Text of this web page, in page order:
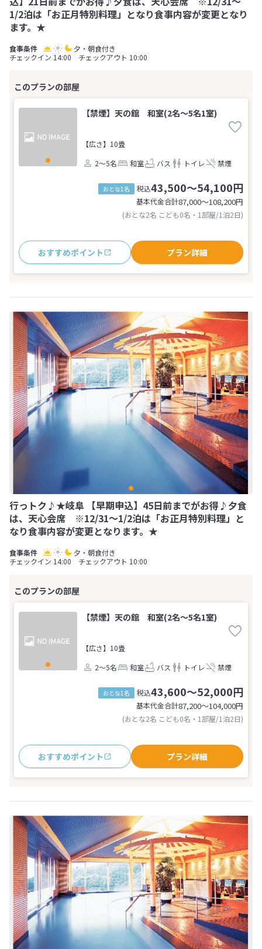
1/2泊は「お正月特別料理」となり食事内容が変更となり
ます。★
夕・朝食付き
チェックイン 14:00 チェックアウト 10:00
【禁煙】天の館 和室(2名～5名1室)
【広さ】10畳
2～5名
和室 バス トイレ 禁煙
おとな1名 税込43,500～54,100円
基本代金合計87,000〜108,200円
(おとな2名 こども0名・1部屋/1泊2日)
おすすめポイント プラン詳細
行っトク♪★岐阜 【早期申込】45日前までがお得♪夕食
は、天心会席 ※12/31～1/2泊は「お正月特別料理」と
なり食事内容が変更となります。★
夕・朝食付き
チェックイン 14:00 チェックアウト 10:00
【禁煙】天の館 和室(2名～5名1室)
【広さ】10畳
2～5名
和室 バス トイレ 禁煙
おとな1名 税込43,600～52,000円
基本代金合計87,200〜104,000円
(おとな2名 こども0名・1部屋/1泊2日)
おすすめポイント プラン詳細